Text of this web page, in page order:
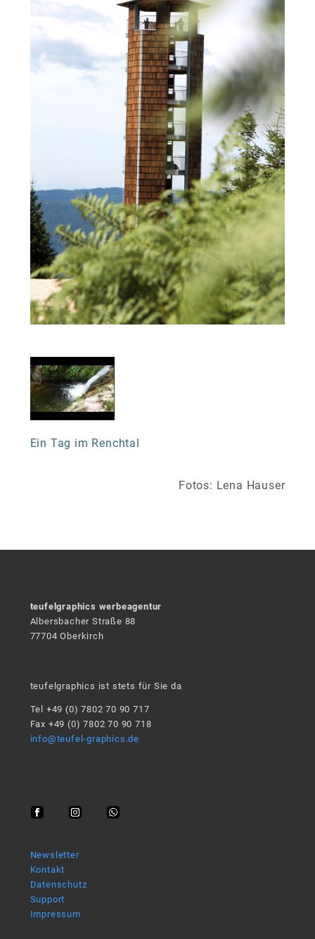
Ein Tag im Renchtal
Fotos: Lena Hauser
teufelgraphics werbeagentur
Albersbacher Straße 88
77704 Oberkirch
teufelgraphics ist stets für Sie da
Tel +49 (0) 7802 70 90 717
Fax +49 (0) 7802 70 90 718
info@teufel-graphics.de
Newsletter
Kontakt
Datenschutz
Support
Impressum